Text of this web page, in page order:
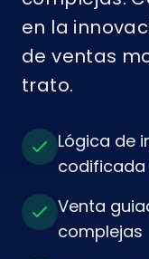
en la
de ventas
trato.
Lógica de
Venta
complejas